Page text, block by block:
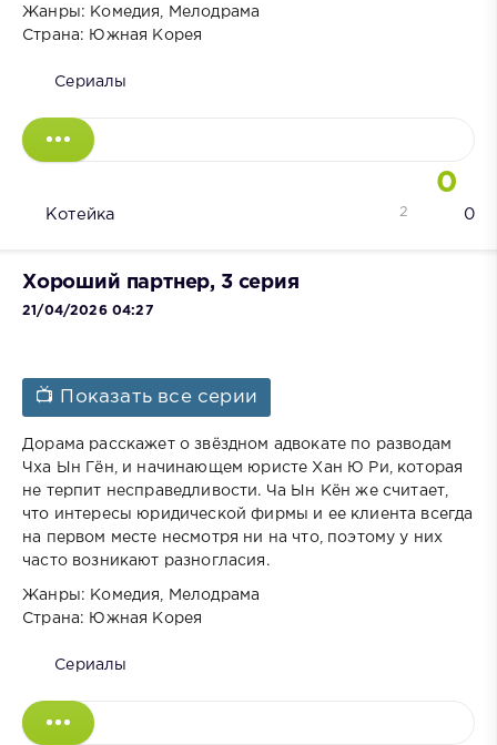
Жанры: Комедия, Мелодрама
Страна: Южная Корея
Сериалы
0
Котейка 0
2
Хороший партнер, 3 серия
21/04/2026 04:27
📺 Показать все серии
Дорама расскажет о звёздном адвокате по разводам
Чха Ын Гён, и начинающем юристе Хан Ю Ри, которая
не терпит несправедливости. Ча Ын Кён же считает,
что интересы юридической фирмы и ее клиента всегда
на первом месте несмотря ни на что, поэтому у них
часто возникают разногласия.
Жанры: Комедия, Мелодрама
Страна: Южная Корея
Сериалы